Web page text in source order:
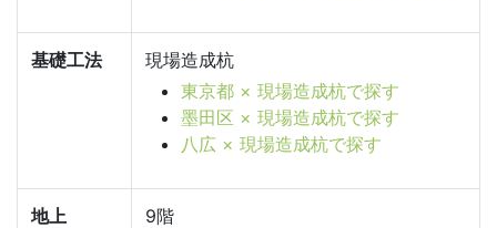
基礎工法
現場造成杭
東京都 × 現場造成杭で探す
墨田区 × 現場造成杭で探す
八広 × 現場造成杭で探す
地上 9階